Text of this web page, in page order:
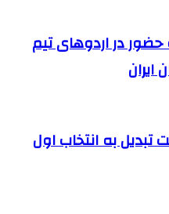
در اردوهای تیم
تبدیل به انتخاب اول